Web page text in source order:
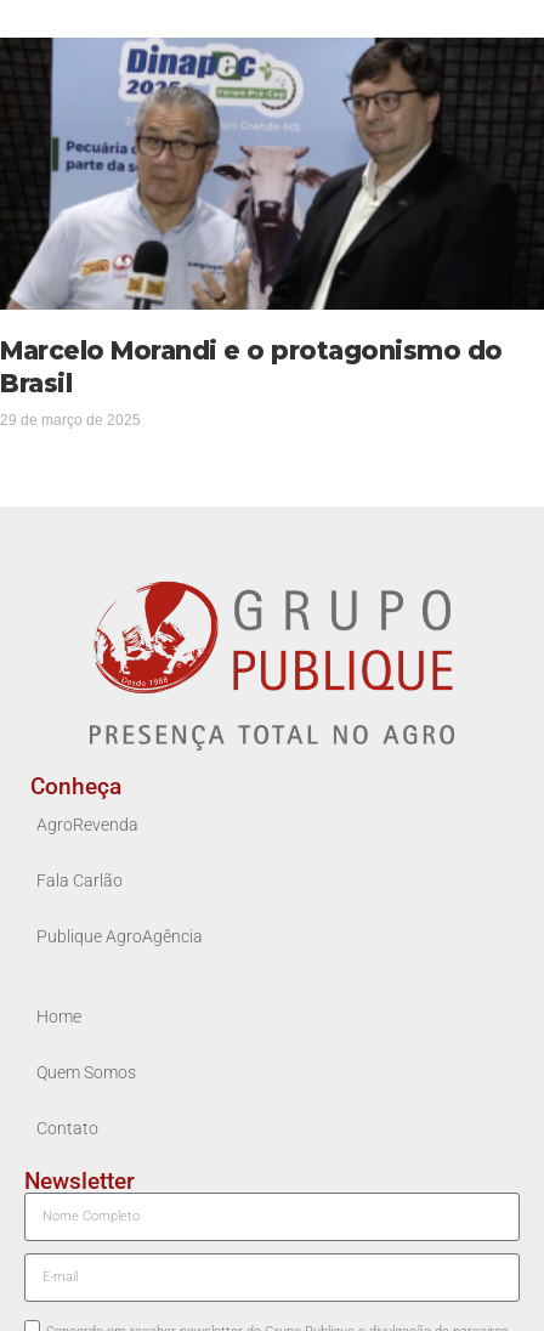
Marcelo Morandi e o protagonismo do
Brasil
29 de março de 2025
Conheça
AgroRevenda
Fala Carlão
Publique AgroAgência
Home
Quem Somos
Contato
Newsletter